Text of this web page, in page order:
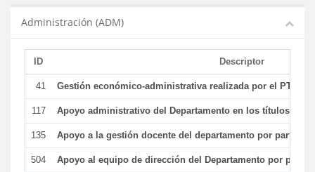
Administración (ADM)
ID Descriptor
41 Gestión económico-administrativa realizada por el PTGAS
117 Apoyo administrativo del Departamento en los títulos de
135 Apoyo a la gestión docente del departamento por parte
504 Apoyo al equipo de dirección del Departamento por parte